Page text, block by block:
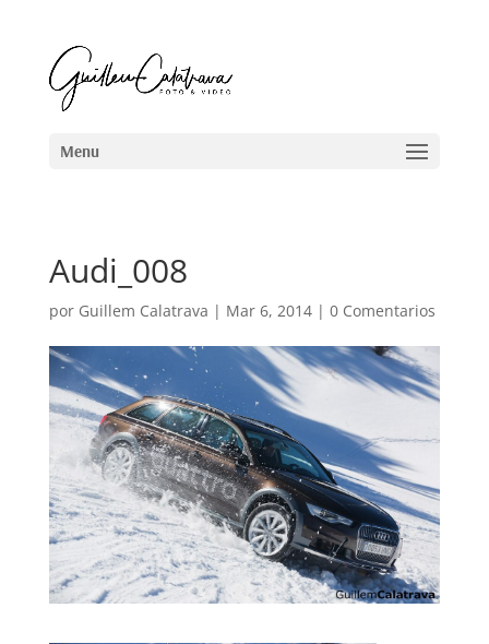
Audi_008
por Guillem Calatrava | Mar 6, 2014| 0 Comentarios